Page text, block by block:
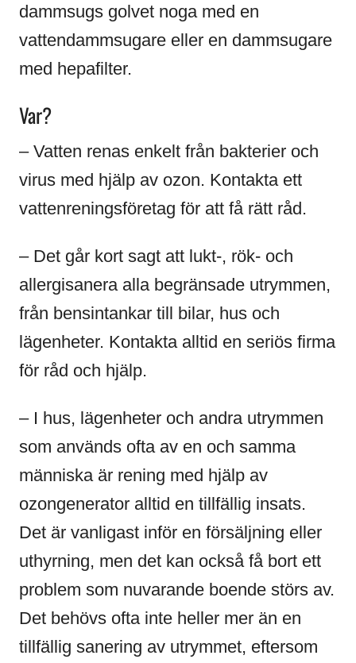
dammsugs golvet noga med en
vattendammsugare eller en dammsugare
med hepafilter.
Var?
– Vatten renas enkelt från bakterier och
virus med hjälp av ozon. Kontakta ett
vattenreningsföretag för att få rätt råd.
– Det går kort sagt att lukt-, rök- och
allergisanera alla begränsade utrymmen,
från bensintankar till bilar, hus och
lägenheter. Kontakta alltid en seriös firma
för råd och hjälp.
– I hus, lägenheter och andra utrymmen
som används ofta av en och samma
människa är rening med hjälp av
ozongenerator alltid en tillfällig insats.
Det är vanligast inför en försäljning eller
uthyrning, men det kan också få bort ett
problem som nuvarande boende störs av.
Det behövs ofta inte heller mer än en
tillfällig sanering av utrymmet, eftersom